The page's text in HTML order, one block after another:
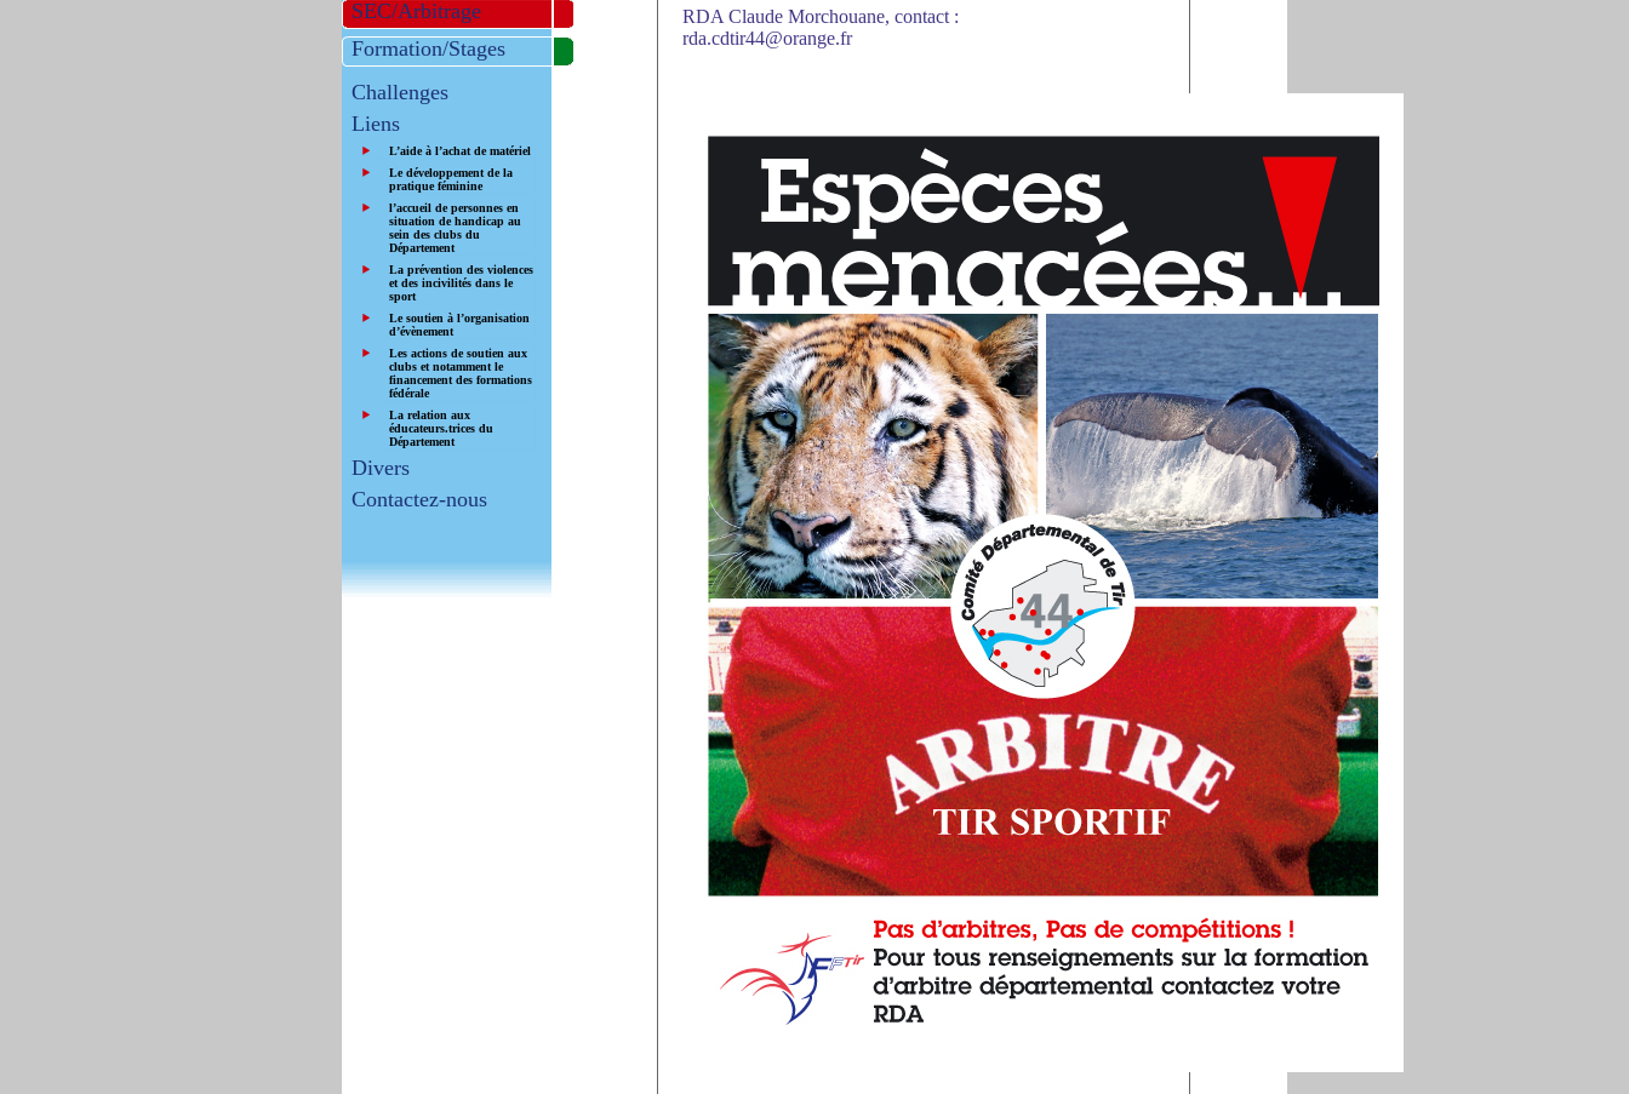
SEC/Arbitrage
Formation/Stages
Challenges
Liens
L’aide à l’achat de matériel
Le développement de la
pratique féminine
l’accueil de personnes en
situation de handicap au
sein des clubs du
Département
La prévention des violences
et des incivilités dans le
sport
Le soutien à l’organisation
d’évènement
Les actions de soutien aux
clubs et notamment le
financement des formations
fédérale
La relation aux
éducateurs.trices du
Département
Divers
Contactez-nous
RDA Claude Morchouane, contact :
rda.cdtir44@orange.fr